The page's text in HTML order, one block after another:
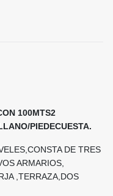
100MTS2
PIEDECUESTA.
DE TRES
ARMARIOS,
,TERRAZA,DOS